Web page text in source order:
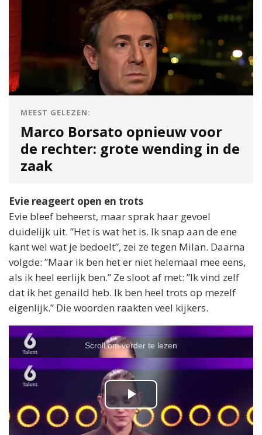
MEEST GELEZEN:
Marco Borsato opnieuw voor
de rechter: grote wending in de
zaak
Evie reageert open en trots
Evie bleef beheerst, maar sprak haar gevoel
duidelijk uit. ”Het is wat het is. Ik snap aan de ene
kant wel wat je bedoelt”, zei ze tegen Milan. Daarna
volgde: ”Maar ik ben het er niet helemaal mee eens,
als ik heel eerlijk ben.” Ze sloot af met: ”Ik vind zelf
dat ik het genaild heb. Ik ben heel trots op mezelf
eigenlijk.” Die woorden raakten veel kijkers.
Scroll om verder te lezen
P